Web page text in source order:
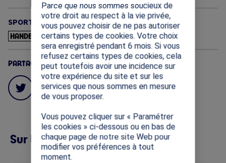
SPORT :
HANDBALL ATHLÉTISME
PARTAGES
Sur la même thématique (12)
Parce que nous sommes soucieux de
votre droit au respect à la vie privée,
vous pouvez choisir de ne pas autoriser
certains types de cookies. Votre choix
sera enregistré pendant 6 mois. Si vous
refusez certains types de cookies, cela
peut toutefois avoir une incidence sur
votre expérience du site et sur les
services que nous sommes en mesure
de vous proposer.
Vous pouvez cliquer sur « Paramétrer
les cookies » ci-dessous ou en bas de
chaque page de notre site Web pour
modifier vos préférences à tout
moment.